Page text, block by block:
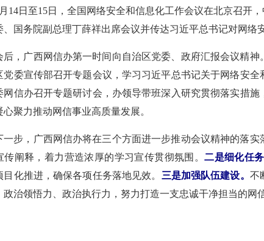
14日至15日，全国网络安全和信息化工作会议在北京召开
、国务院副总理丁薛祥出席会议并传达习近平总书记对网络
后，广西网信办第一时间向自治区党委、政府汇报会议精
党委宣传部召开专题会议，学习习近平总书记关于网络安
网信办召开专题研讨会，办领导带班深入研究贯彻落实措
心聚力推动网信事业高质量发展。
一步，广西网信办将在三个方面进一步推动会议精神的落实
传阐释，着力营造浓厚的学习宣传贯彻氛围。二是细化任务
目化推进，确保各项任务落地见效。 三是加强队伍建设。 不
政治领悟力、政治执行力，努力打造一支忠诚干净担当的网